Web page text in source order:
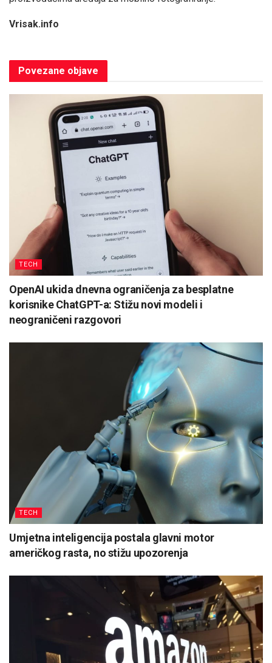
Vrisak.info
Povezane objave
TECH
OpenAI ukida dnevna ograničenja za besplatne
korisnike ChatGPT-a: Stižu novi modeli i
neograničeni razgovori
TECH
Umjetna inteligencija postala glavni motor
američkog rasta, no stižu upozorenja